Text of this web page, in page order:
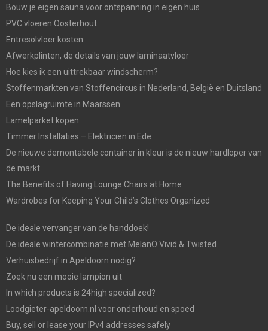
Bouw je eigen sauna voor ontspanning in eigen huis
PVC vloeren Oosterhout
Entresolvloer kosten
Afwerkplinten, de details van jouw laminaatvloer
Hoe kies ik een uittrekbaar windscherm?
Stoffenmarkten van Stoffencircus in Nederland, België en Duitsland
Een opslagruimte in Maarssen
Lamelparket kopen
Timmer Installaties – Elektricien in Ede
De nieuwe demontabele container in kleur is de nieuw hardloper van
de markt
The Benefits of Having Lounge Chairs at Home
Wardrobes for Keeping Your Child’s Clothes Organized
De ideale vervanger van de handdoek!
De ideale wintercombinatie met MelanO Vivid & Twisted
Verhuisbedrijf in Apeldoorn nodig?
Zoek nu een mooie lampion uit
In which products is 24high specialized?
Loodgieter-apeldoorn.nl voor onderhoud en spoed
Buy, sell or lease your IPv4 addresses safely